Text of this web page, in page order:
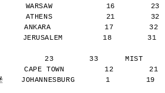
WARSAW            16
ATHENS            21
ANKARA            17        32
JERUSALEM         18
23        33      MIST
CAPE TOWN         12        21
堡    JOHANNESBURG       1